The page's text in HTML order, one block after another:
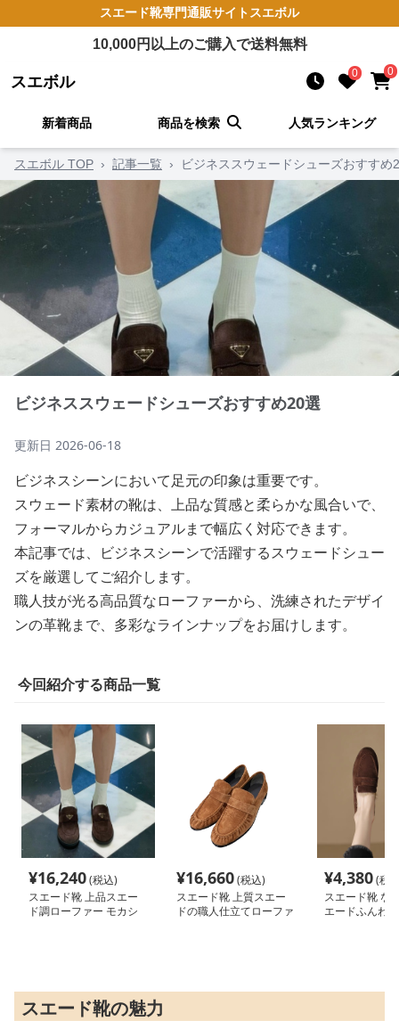
スエード靴専門通販サイト スエボル
10,000円以上のご購入で送料無料
スエボル 0 0
新着商品 商品を検索 人気ランキング
スエボル TOP › 記事一覧 › ビジネススウェードシューズおすすめ
ビジネススウェードシューズおすすめ20選
更新日 2026-06-18
ビジネスシーンにおいて足元の印象は重要です。
スウェード素材の靴は、上品な質感と柔らかな風合いで、
フォーマルからカジュアルまで幅広く対応できます。
本記事では、ビジネスシーンで活躍するスウェードシュー
ズを厳選してご紹介します。
職人技が光る高品質なローファーから、洗練されたデザイ
ンの革靴まで、多彩なラインナップをお届けします。
今回紹介する商品一覧
¥16,240(税込)
スエード靴 上品スエー
ド調ローファー モカシ
¥16,660(税込)
スエード靴 上質スエー
ドの職人仕立てローファ
¥4,380(税
スエード靴 な
エードふんわ
スエード靴の魅力